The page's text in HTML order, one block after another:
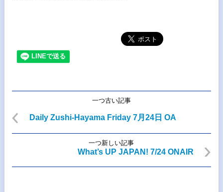
一つ古い記事
Daily Zushi-Hayama Friday 7月24日 OA
一つ新しい記事
What’s UP JAPAN! 7/24 ONAIR